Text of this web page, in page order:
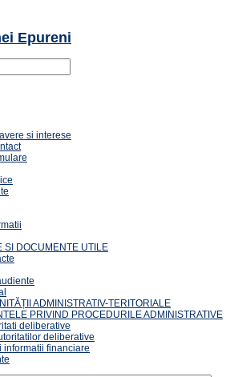
si interese
SI DOCUMENTE UTILE
ADMINISTRATIV-TERITORIALE
PRIVIND PROCEDURILE ADMINISTRATIVE
deliberative
deliberative
informatii financiare